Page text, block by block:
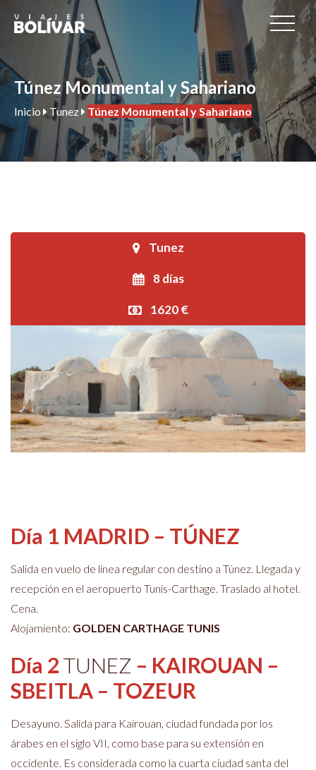
Túnez Monumental y Sahariano
Inicio Tunez Túnez Monumental y Sahariano
Tunez
8 días
1620 €
Día 1 MADRID – TÚNEZ
Salida en vuelo de línea regular con destino a Túnez. Llegada y
recepción en el aeropuerto Tunis-Carthage. Traslado al hotel.
Cena.
Alojamiento: GOLDEN CARTHAGE TUNIS
Día 2TUNEZ – KAIROUAN –
SBEITLA – TOZEUR
Desayuno. Salida para Kairouan, ciudad fundada por los
árabes en el siglo VII, como base para su extensión en
occidente. Es considerada como la cuarta ciudad santa del